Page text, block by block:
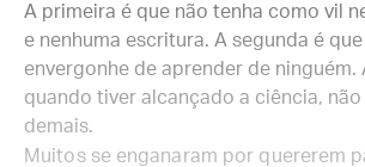
A primeira é que não tenha como vil
e nenhuma escritura. A segunda é
envergonhe de aprender de ninguém.
quando tiver alcançado a ciência,
demais.
Muitos se enganaram por quererem